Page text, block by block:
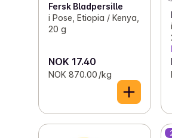
Fersk Bladpersille
i Pose, Etiopia / Kenya,
20 g
NOK 17.40
NOK 870.00 /kg